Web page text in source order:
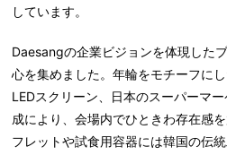
しています。
Daesangの企業ビジョンを体現した
心を集めました。年輪をモチーフに
LEDスクリーン、日本のスーパーマ
成により、会場内でひときわ存在感
フレットや試食用容器には韓国の伝